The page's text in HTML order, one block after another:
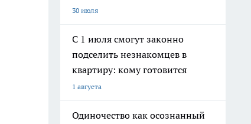
30 июля
С 1 июля смогут законно
подселить незнакомцев в
квартиру: кому готовится
1 августа
Одиночество как осознанный